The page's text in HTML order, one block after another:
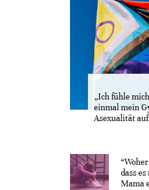
„Ich fühle
einmal mein
Asexualität auf
dass
Mama